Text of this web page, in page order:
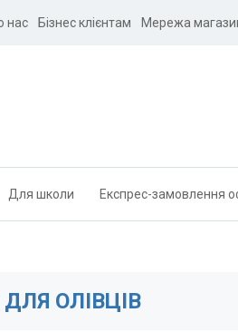
нас Бізнес клієнтам Мережа
Для школи Експрес-замовлення
ОЛІВЦІВ